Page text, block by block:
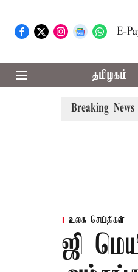
E-
தமிழகம்
Breaking News
சட்டசபையில் பட்ஜெட்
உலக செய்திகள்
ஜி